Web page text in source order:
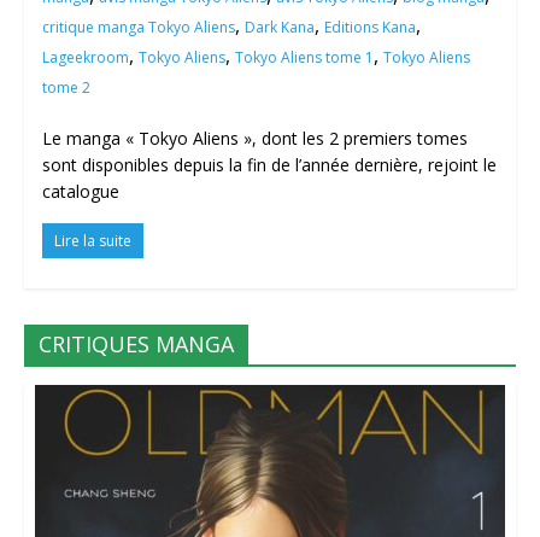
critique manga Tokyo Aliens, Dark Kana, Editions Kana,
Lageekroom, Tokyo Aliens, Tokyo Aliens tome 1 , Tokyo Aliens
tome 2
Le manga « Tokyo Aliens », dont les 2 premiers tomes
sont disponibles depuis la fin de l’année dernière, rejoint le
catalogue
Lire la suite
CRITIQUES MANGA